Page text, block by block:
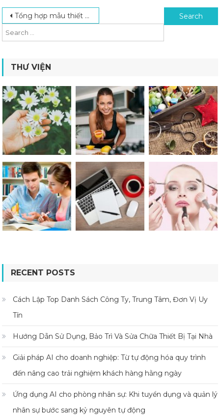
Post navigation
Tổng hợp mẫu thiết kế web diễn đàn 2021 Search for:
THƯ VIỆN
RECENT POSTS
Cách Lập Top Danh Sách Công Ty, Trung Tâm, Đơn Vị Uy
Tín
Hướng Dẫn Sử Dụng, Bảo Trì Và Sửa Chữa Thiết Bị Tại Nhà
Giải pháp AI cho doanh nghiệp: Từ tự động hóa quy trình
đến nâng cao trải nghiệm khách hàng hằng ngày
Ứng dụng AI cho phòng nhân sự: Khi tuyển dụng và quản lý
nhân sự bước sang kỷ nguyên tự động